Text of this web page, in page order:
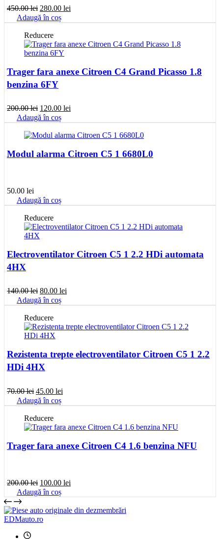
450.00lei Prețul
inițial
a
fost:
450.00 lei.
280.00 lei
este:
Adaugă în coș
Reducere
Trager fara anexe Citroen C4 Grand Picasso 1.8
benzina 6FY
200.00lei Prețul
inițial
a
fost:
120.00 lei
este:
120.00 lei.
Adaugă în coș
Modul alarma Citroen C5 1 6680L0
50.00 lei
Adaugă în coș
Reducere
Electroventilator Citroen C5 1 2.2 HDi automata
4HX
140.00lei Prețul
inițial
a
fost:
140.00 lei.
80.00 lei
este:
Adaugă în coș
Reducere
Rezistenta trepte electroventilator Citroen C5 1 2.2
HDi 4HX
70.00lei Prețul
inițial
a
fost:
70.00 lei.
45.00 lei
este:
Adaugă în coș
Reducere
Trager fara anexe Citroen C4 1.6 benzina NFU
200.00lei Prețul
inițial
a
fost:
200.00 lei.
100.00 lei
este:
100.00 lei.
Adaugă în coș
EDMauto.ro